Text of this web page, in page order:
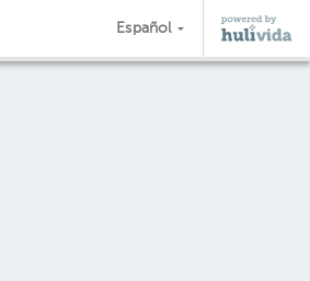
Español